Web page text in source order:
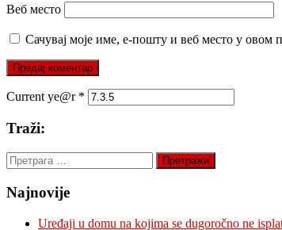
Веб место
Сачувај моје име, е-пошту и веб место у овом
Current ye@r *
Traži:
Претрага
за:
Najnovije
Uređaji u domu na kojima se dugoročno ne